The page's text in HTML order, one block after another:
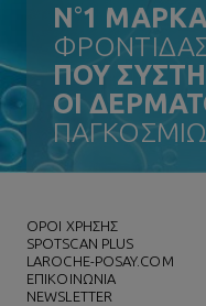
N°1
ΠΟΥ
ΟΙ
ΌΡΟΙ ΧΡΗΣΗΣ
SPOTSCAN PLUS
LAROCHE-POSAY.COM
ΕΠΙΚΟΙΝΩΝΙΑ
NEWSLETTER